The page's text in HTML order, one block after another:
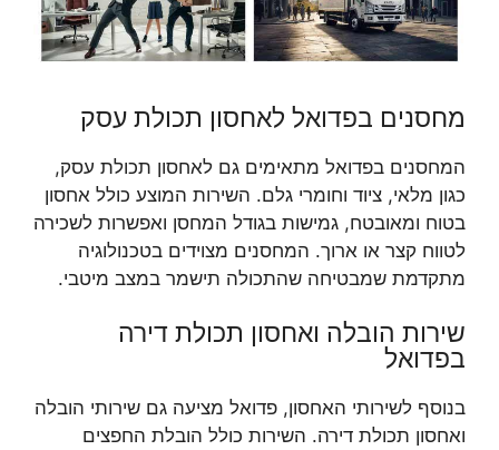
מחסנים בפדואל לאחסון תכולת עסק
המחסנים בפדואל מתאימים גם לאחסון תכולת עסק,
כגון מלאי, ציוד וחומרי גלם. השירות המוצע כולל אחסון
בטוח ומאובטח, גמישות בגודל המחסן ואפשרות לשכירה
לטווח קצר או ארוך. המחסנים מצוידים בטכנולוגיה
מתקדמת שמבטיחה שהתכולה תישמר במצב מיטבי.
שירות הובלה ואחסון תכולת דירה
בפדואל
בנוסף לשירותי האחסון, פדואל מציעה גם שירותי הובלה
ואחסון תכולת דירה. השירות כולל הובלת החפצים